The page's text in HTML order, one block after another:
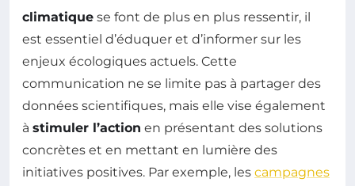
climatique se font de plus en plus ressentir, il
est essentiel d’éduquer et d’informer sur les
enjeux écologiques actuels. Cette
communication ne se limite pas à partager des
données scientifiques, mais elle vise également
à stimuler l’action en présentant des solutions
concrètes et en mettant en lumière des
initiatives positives. Par exemple, les campagnes